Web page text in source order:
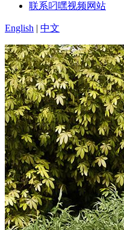
联系叼嘿视频网站
English | 中文